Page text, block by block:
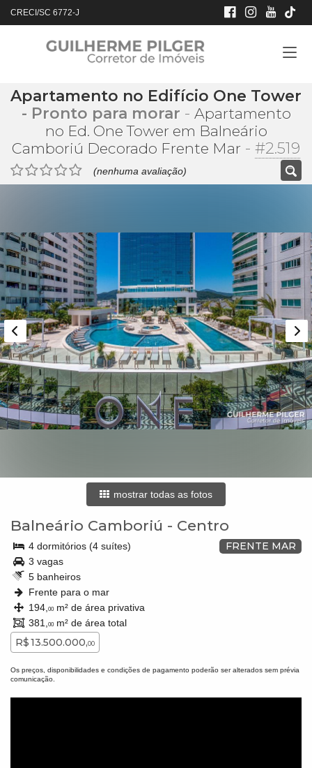
CRECI/SC 6772-J
Apartamento no Edifício One Tower
- Pronto para morar - Apartamento
no Ed. One Tower em Balneário
Camboriú Decorado Frente Mar - #2.519
(nenhuma avaliação)
mostrar todas as fotos
Balneário Camboriú - Centro
FRENTE MAR
4 dormitórios (4 suítes)
3 vagas
5 banheiros
Frente para o mar
194, 00m² de área privativa
381,
00m² de área total
R$ 13.500.000,00
Os preços, disponibilidades e condições de pagamento poderão ser alterados sem prévia
comunicação.